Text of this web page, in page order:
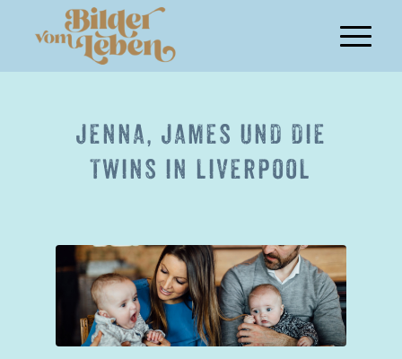
JENNA, JAMES UND DIE
TWINS IN LIVERPOOL